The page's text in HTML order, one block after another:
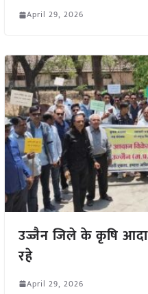
April 29, 2026
उज्जैन जिले के कृषि
रहे
April 29, 2026